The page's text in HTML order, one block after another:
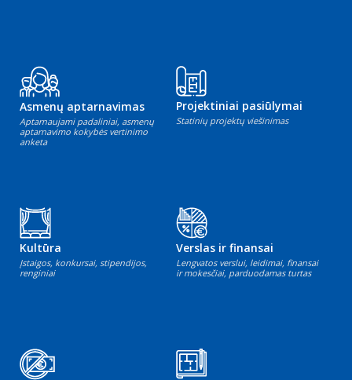
Asmenų aptarnavimas
Aptarnaujami padaliniai, asmenų
aptarnavimo kokybės vertinimo
anketa
Projektiniai pasiūlymai
Statinių projektų viešinimas
Kultūra
Įstaigos, konkursai, stipendijos,
renginiai
Verslas ir finansai
Lengvatos verslui, leidimai, finansai
ir mokesčiai, parduodamas turtas